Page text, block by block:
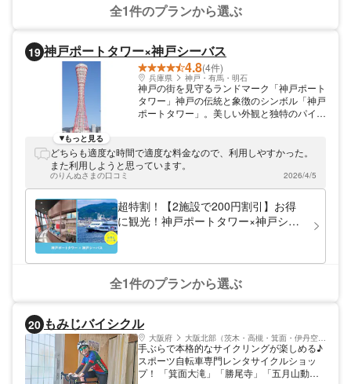
全1件のプランから選ぶ
19 神戸ポートタワー×神戸シーバス
4.8(4件)
兵庫県 神戸・有馬・明石
神戸の街を見守るランドマーク「神戸ポート
タワー」神戸の伝統と象徴のシンボル「神戸
ポートタワー」。美しい外観と独特のパイプ
れています。2024年4月にリニューアルオー
プンして、新たに誕生した屋上エリアでは、
ガラス張りのオープンエア空間から、神戸の
風光明媚な景色を360度楽しめます。
もっと見る
どちらも適度な時間で適度な料金なので、利用しやすかった。
また利用しようと思っています。
のりんぬさまの口コミ 2026/4/5
超特割！【2施設で200円割引】お得
に観光！神戸ポートタワー×神戸シー
全1件のプランから選ぶ
20 もみじバイシクル
大阪府 大阪北部（茨木・高槻・箕面・伊丹空港）
手ぶらで本格的なサイクリングが楽しめる♪
スポーツ自転車専門レンタサイクルショッ
プ！ 「箕面大滝」「勝尾寺」「五月山動物